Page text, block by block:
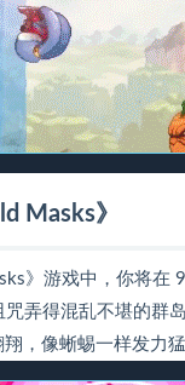
Masks》
》游戏中，你将在
咒弄得混乱不堪的
，像蜥蜴一样发力